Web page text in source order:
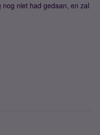
niet had gedaan, en zal